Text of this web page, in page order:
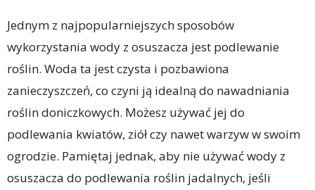
Jednym z najpopularniejszych sposobów
wykorzystania wody z osuszacza jest podlewanie
roślin. Woda ta jest czysta i pozbawiona
zanieczyszczeń, co czyni ją idealną do nawadniania
roślin doniczkowych. Możesz używać jej do
podlewania kwiatów, ziół czy nawet warzyw w swoim
ogrodzie. Pamiętaj jednak, aby nie używać wody z
osuszacza do podlewania roślin jadalnych, jeśli